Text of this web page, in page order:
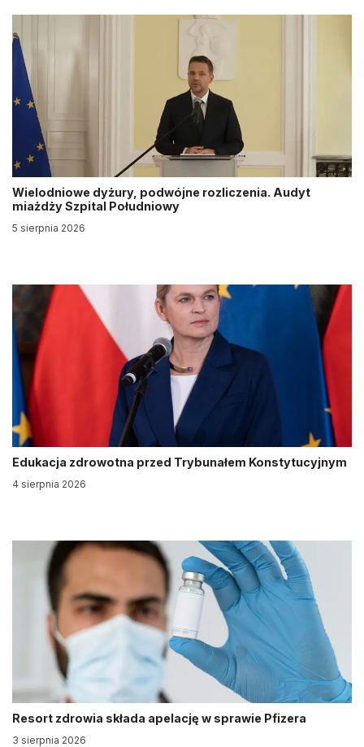
Wielodniowe dyżury, podwójne rozliczenia. Audyt
miażdży Szpital Południowy
5 sierpnia 2026
Edukacja zdrowotna przed Trybunałem Konstytucyjnym
4 sierpnia 2026
Resort zdrowia składa apelację w sprawie Pfizera
3 sierpnia 2026